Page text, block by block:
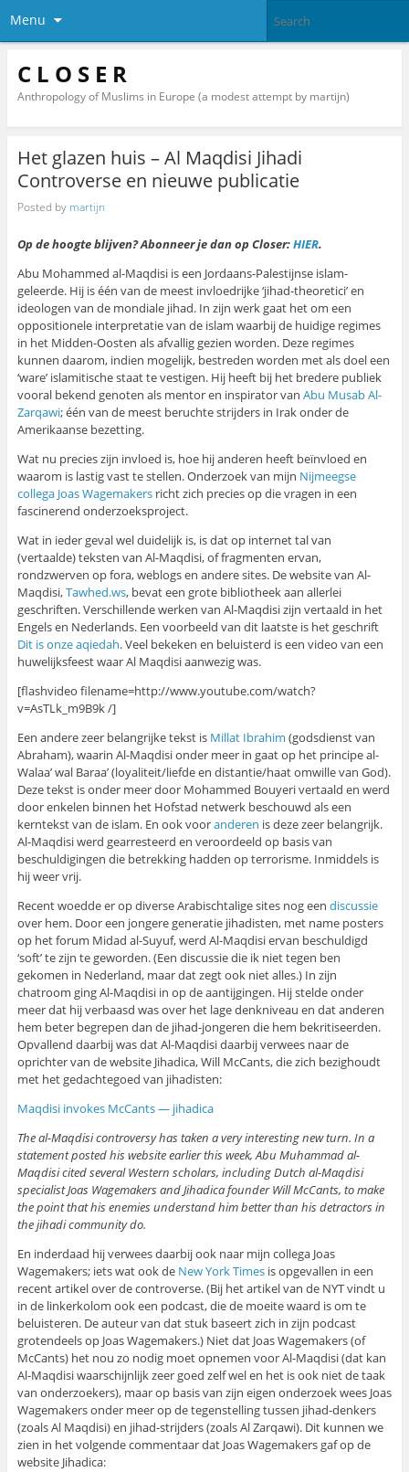
Menu
C L O S E R
Anthropology of Muslims in Europe (a modest attempt by martijn)
Het glazen huis – Al Maqdisi Jihadi
Controverse en nieuwe publicatie
Posted by martijn
Op de hoogte blijven? Abonneer je dan op Closer:HIER.
Abu Mohammed al-Maqdisi is een Jordaans-Palestijnse islam-
geleerde. Hij is één van de meest invloedrijke ‘jihad-theoretici’ en
ideologen van de mondiale jihad. In zijn werk gaat het om een
oppositionele interpretatie van de islam waarbij de huidige regimes
in het Midden-Oosten als afvallig gezien worden. Deze regimes
kunnen daarom, indien mogelijk, bestreden worden met als doel een
‘ware’ islamitische staat te vestigen. Hij heeft bij het bredere publiek
vooral bekend genoten als mentor en inspirator van Abu Musab Al-
Zarqawi; één van de meest beruchte strijders in Irak onder de
Amerikaanse bezetting.
Wat nu precies zijn invloed is, hoe hij anderen heeft beïnvloed en
waarom is lastig vast te stellen. Onderzoek van mijn Nijmeegse
collega Joas Wagemakersricht zich precies op die vragen in een
fascinerend onderzoeksproject.
Wat in ieder geval wel duidelijk is, is dat op internet tal van
(vertaalde) teksten van Al-Maqdisi, of fragmenten ervan,
rondzwerven op fora, weblogs en andere sites. De website van Al-
Maqdisi,Tawhed.ws, bevat een grote bibliotheek aan allerlei
geschriften. Verschillende werken van Al-Maqdisi zijn vertaald in het
Engels en Nederlands. Een voorbeeld van dit laatste is het geschrift
Dit is onze aqiedah. Veel bekeken en beluisterd is een video van een
huwelijksfeest waar Al Maqdisi aanwezig was.
[flashvideo filename=http://www.youtube.com/watch?
v=AsTLk_m9B9k /]
Een andere zeer belangrijke tekst is Millat Ibrahim (godsdienst van
Abraham), waarin Al-Maqdisi onder meer in gaat op het principe al-
Walaa’ wal Baraa’ (loyaliteit/liefde en distantie/haat omwille van God).
Deze tekst is onder meer door Mohammed Bouyeri vertaald en werd
door enkelen binnen het Hofstad netwerk beschouwd als een
kerntekst van de islam. En ook vooranderen is deze zeer belangrijk.
Al-Maqdisi werd gearresteerd en veroordeeld op basis van
beschuldigingen die betrekking hadden op terrorisme. Inmiddels is
hij weer vrij.
Recent woedde er op diverse Arabischtalige sites nog een discussie
over hem. Door een jongere generatie jihadisten, met name posters
op het forum Midad al-Suyuf, werd Al-Maqdisi ervan beschuldigd
‘soft’ te zijn te geworden. (Een discussie die ik niet tegen ben
gekomen in Nederland, maar dat zegt ook niet alles.) In zijn
chatroom ging Al-Maqdisi in op de aantijgingen. Hij stelde onder
meer dat hij verbaasd was over het lage denkniveau en dat anderen
hem beter begrepen dan de jihad-jongeren die hem bekritiseerden.
Opvallend daarbij was dat Al-Maqdisi daarbij verwees naar de
oprichter van de website Jihadica, Will McCants, die zich bezighoudt
met het gedachtegoed van jihadisten:
Maqdisi invokes McCants — jihadica
The al-Maqdisi controversy has taken a very interesting new turn. In a
statement posted his website earlier this week, Abu Muhammad al-
Maqdisi cited several Western scholars, including Dutch al-Maqdisi
specialist Joas Wagemakers and Jihadica founder Will McCants, to make
the point that his enemies understand him better than his detractors in
the jihadi community do.
En inderdaad hij verwees daarbij ook naar mijn collega Joas
Wagemakers; iets wat ook de New York Timesis opgevallen in een
recent artikel over de controverse. (Bij het artikel van de NYT vindt u
in de linkerkolom ook een podcast, die de moeite waard is om te
beluisteren. De auteur van dat stuk baseert zich in zijn podcast
grotendeels op Joas Wagemakers.) Niet dat Joas Wagemakers (of
McCants) het nou zo nodig moet opnemen voor Al-Maqdisi (dat kan
Al-Maqdisi waarschijnlijk zeer goed zelf wel en het is ook niet de taak
van onderzoekers), maar op basis van zijn eigen onderzoek wees Joas
Wagemakers onder meer op de tegenstelling tussen jihad-denkers
(zoals Al Maqdisi) en jihad-strijders (zoals Al Zarqawi). Dit kunnen we
zien in het volgende commentaar dat Joas Wagemakers gaf op de
website Jihadica: